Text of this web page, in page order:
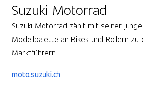
Suzuki Motorrad
Suzuki Motorrad zählt mit seiner
Modellpalette an Bikes und Rollern
Marktführern.
moto.suzuki.ch